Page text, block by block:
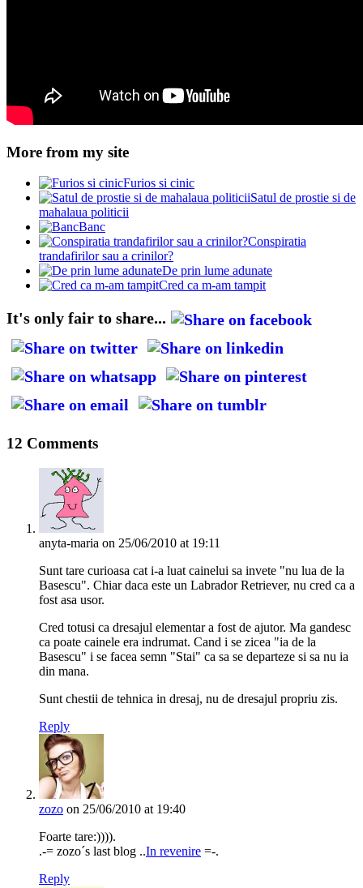
More from my site
Furios si cinic
Satul de prostie si de
mahalaua politicii
Banc
Conspiratia
trandafirilor sau a crinilor?
De prin lume adunate
Cred ca m-am tampit
It's only fair to share...
12 Comments
anyta-maria on 25/06/2010 at 19:11
Sunt tare curioasa cat i-a luat cainelui sa invete "nu lua de la
Basescu". Chiar daca este un Labrador Retriever, nu cred ca a
fost asa usor.
Cred totusi ca dresajul elementar a fost de ajutor. Ma gandesc
ca poate cainele era indrumat. Cand i se zicea "ia de la
Basescu" i se facea semn "Stai" ca sa se departeze si sa nu ia
din mana.
Sunt chestii de tehnica in dresaj, nu de dresajul propriu zis.
Reply
zozo on 25/06/2010 at 19:40
Foarte tare:)))).
.-= zozo´s last blog ..In revenire =-.
Reply